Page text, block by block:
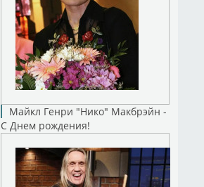
Майкл Генри "Нико" Макбрэйн -
С Днем рождения!